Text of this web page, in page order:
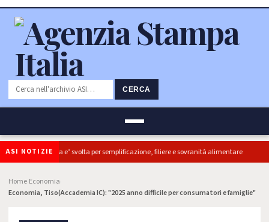
CERCA
ASI NOTIZIE
ok Camera e’ svolta per semplificazione, filiere e sovranità alimentare
Home Economia
Economia, Tiso(Accademia IC): "2025 anno difficile per consumatori e famiglie"